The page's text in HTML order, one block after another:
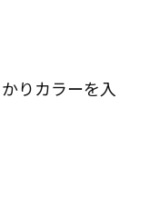
りカラーを入